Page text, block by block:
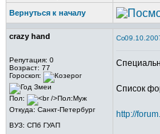
Вернуться к началу
crazy hand
Репутация: 0
Возраст: 77
Гороскоп:
Пол:
Откуда: Санкт-Петербург
ВУЗ: СПб ГУАП
Список
http://